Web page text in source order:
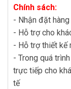
Chính sách:
- Nhận đặt
- Hỗ trợ cho
- Hỗ trợ thiết kế
- Trong quá
trực tiếp cho
tế